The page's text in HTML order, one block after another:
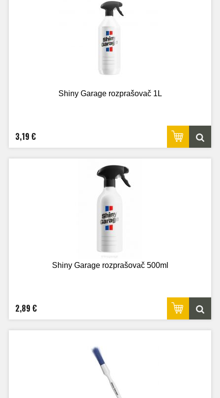
Shiny Garage rozprašovač 1L
3,19 €
Shiny Garage rozprašovač 500ml
2,89 €